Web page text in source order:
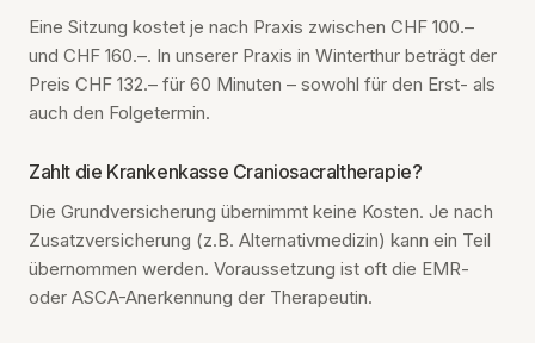
Eine Sitzung kostet je nach Praxis zwischen CHF 100.–
und CHF 160.–. In unserer Praxis in Winterthur beträgt der
Preis CHF 132.– für 60 Minuten – sowohl für den Erst- als
auch den Folgetermin.
Zahlt die Krankenkasse Craniosacraltherapie?
Die Grundversicherung übernimmt keine Kosten. Je nach
Zusatzversicherung (z.B. Alternativmedizin) kann ein Teil
übernommen werden. Voraussetzung ist oft die EMR-
oder ASCA-Anerkennung der Therapeutin.